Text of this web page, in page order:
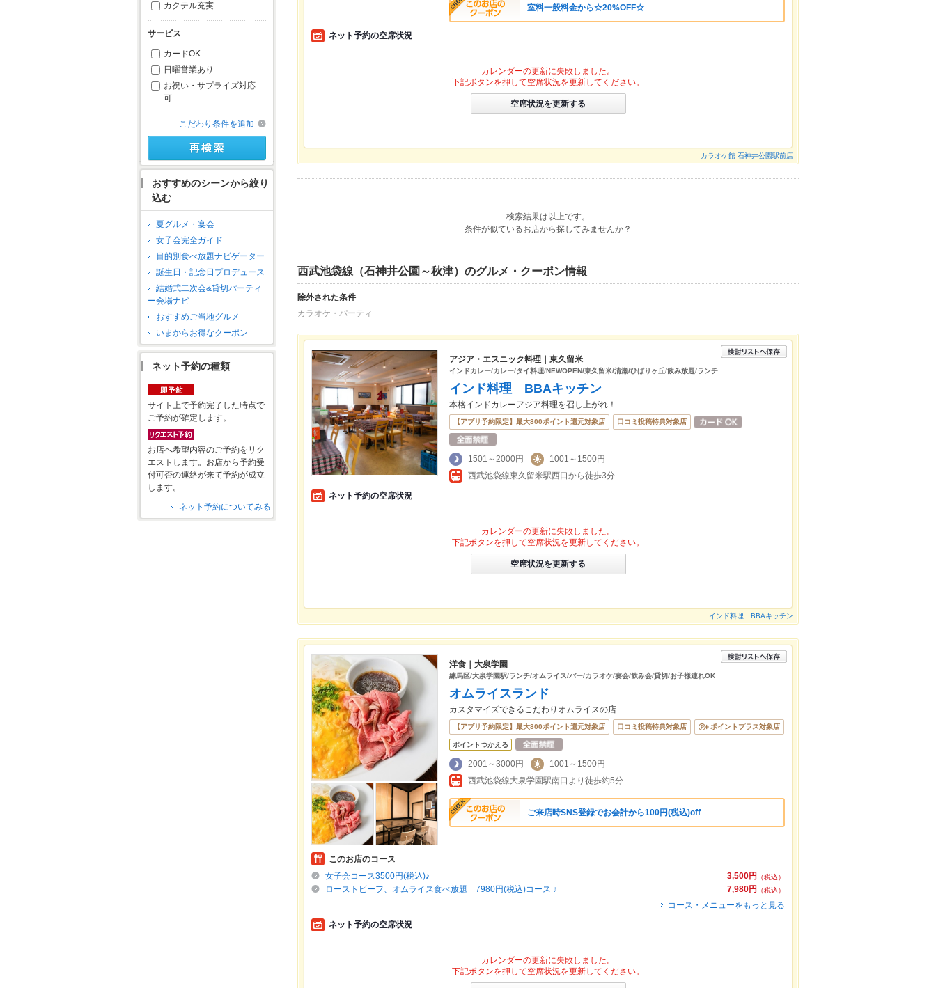
カクテル充実
サービス
カードOK
日曜営業あり
お祝い・サプライズ対応
可
こだわり条件を追加
おすすめのシーンから絞り
込む
夏グルメ・宴会
女子会完全ガイド
目的別食べ放題ナビゲーター
誕生日・記念日プロデュース
結婚式二次会&貸切パーティ
ー会場ナビ
おすすめご当地グルメ
いまからお得なクーポン
ネット予約の種類
サイト上で予約完了した時点で
ご予約が確定します。
お店へ希望内容のご予約をリク
エストします。お店から予約受
付可否の連絡が来て予約が成立
します。
ネット予約についてみる
室料一般料金から☆20%OFF☆
ネット予約の空席状況
カレンダーの更新に失敗しました。
下記ボタンを押して空席状況を更新してください。
空席状況を更新する
カラオケ館 石神井公園駅前店
検索結果は以上です。
条件が似ているお店から探してみませんか？
西武池袋線（石神井公園～秋津）のグルメ・クーポン情報
除外された条件
カラオケ・パーティ
アジア・エスニック料理｜東久留米
インドカレー/カレー/タイ料理/NEWOPEN/東久留米/清瀬/ひばりヶ丘/飲み放題/ランチ
インド料理 BBAキッチン
本格インドカレーアジア料理を召し上がれ！
【アプリ予約限定】最大800ポイント還元対象店 口コミ投稿特典対象店
1501～2000円
1001～1500円
西武池袋線東久留米駅西口から徒歩3分
ネット予約の空席状況
カレンダーの更新に失敗しました。
下記ボタンを押して空席状況を更新してください。
空席状況を更新する
インド料理 BBAキッチン
洋食｜大泉学園
練馬区/大泉学園駅/ランチ/オムライス/バー/カラオケ/宴会/飲み会/貸切/お子様連れOK
オムライスランド
カスタマイズできるこだわりオムライスの店
【アプリ予約限定】最大800ポイント還元対象店 口コミ投稿特典対象店 ポイントプラス対象店
ポイントつかえる
2001～3000円
1001～1500円
西武池袋線大泉学園駅南口より徒歩約5分
ご来店時SNS登録でお会計から100円(税込)off
このお店のコース
3,500円
（税込）
女子会コース3500円(税込)♪
7,980円
（税込）
ローストビーフ、オムライス食べ放題 7980円(税込)コース ♪
コース・メニューをもっと見る
ネット予約の空席状況
カレンダーの更新に失敗しました。
下記ボタンを押して空席状況を更新してください。